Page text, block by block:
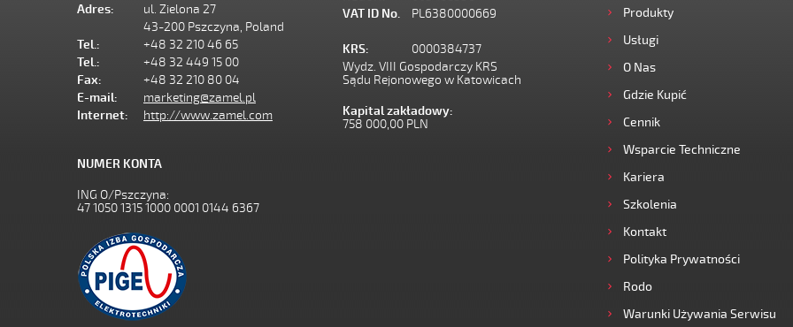
Adres:
ul. Zielona 27
43-200 Pszczyna, Poland
Tel.:
+48 32 210 46 65
Tel.:
+48 32 449 15 00
Fax:
+48 32 210 80 04
E-mail:
marketing@zamel.pl
Internet:
http://www.zamel.com
NUMER KONTA
ING O/Pszczyna:
47 1050 1315 1000 0001 0144 6367
VAT ID No.
PL6380000669
KRS:
0000384737
Wydz. VIII Gospodarczy KRS
Sądu Rejonowego w Katowicach
Kapital zakładowy:
758 000,00 PLN
Produkty
Usługi
O Nas
Gdzie Kupić
Cennik
Wsparcie Techniczne
Kariera
Szkolenia
Kontakt
Polityka Prywatności
Rodo
Warunki Używania Serwisu